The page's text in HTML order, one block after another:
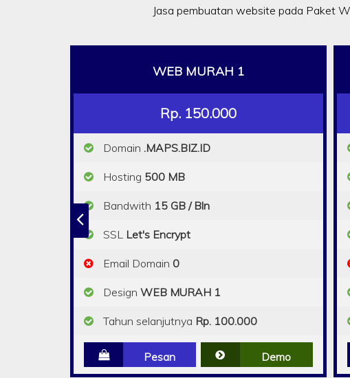
Jasa pembuatan website pada Paket
WEB MURAH 1
Rp. 150.000
Domain .MAPS.BIZ.ID
Hosting 500 MB
Bandwith 15 GB / Bln
SSL Let's Encrypt
Email Domain 0
Design WEB MURAH 1
Tahun selanjutnya Rp. 100.000
Pesan Demo